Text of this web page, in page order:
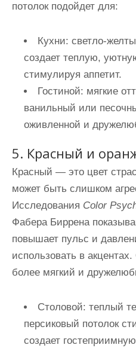
потолок подойдет для:
Кухни: светло-
создает теплую,
стимулируя аппетит.
Гостиной: мягкие
ванильный или
оживленной и
5. Красный и
Красный — это цвет
может быть слишком
Исследования Color
Фабера Биррена
повышает пульс и
использовать в
более мягкий и
Столовой: теплый
персиковый потолок
создает